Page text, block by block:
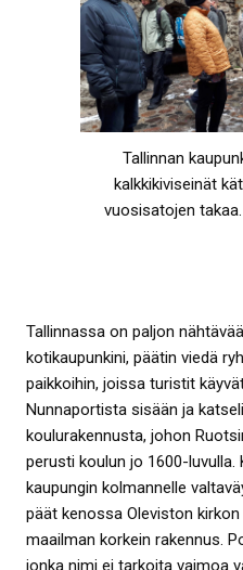
Tallinnan
kalkkikiviseinät
vuosisatojen
Tallinnassa on paljon
kotikaupunkini, päätin viedä
paikkoihin, joissa turistit
Nunnaportista sisään ja
koulurakennusta, johon
perusti koulun jo 1600-luvulla.
kaupungin kolmannelle
päät kenossa Oleviston
maailman korkein rakennus.
jonka nimi ei tarkoita vaimoa